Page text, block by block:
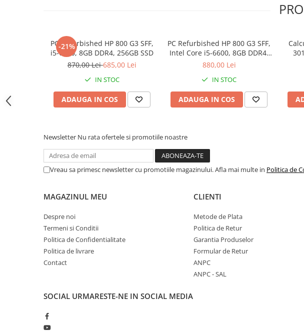
Placi de baza REFURBISHED
Calculatoare All-in-One NOI
All-in-One REFURBISHED
Componente All-in-One
Monitoare NOI
Monitoare Refurbished
Monitoare Renew
Hard Disk-uri SERVER
Accesorii server
Cabinete metalice
Memorii RAM Server
Procesoare server
Sisteme server
-21%
PC Refurbished HP 800 G3 SFF,
i5-6500, 8GB DDR4, 256GB SSD
870,00 Lei685,00 Lei
IN STOC
ADAUGA IN COS
PC Refurbished HP 800 G3 SFF,
Intel Core i5-6600, 8GB DDR4,
256GB SSD
880,00 Lei
IN STOC
ADAUGA IN COS
Newsletter Nu rata ofertele si promotiile noastre
Vreau sa primesc newsletter cu promotiile magazinului. Afla mai multe in Politica de
MAGAZINUL MEU
Despre noi
Termeni si Conditii
Politica de Confidentialitate
Politica de livrare
Contact
CLIENTI
Metode de Plata
Politica de Retur
Garantia Produselor
Formular de Retur
ANPC
ANPC - SAL
SOCIAL URMARESTE-NE IN SOCIAL MEDIA